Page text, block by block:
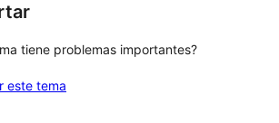
tiene problemas importantes?
este tema